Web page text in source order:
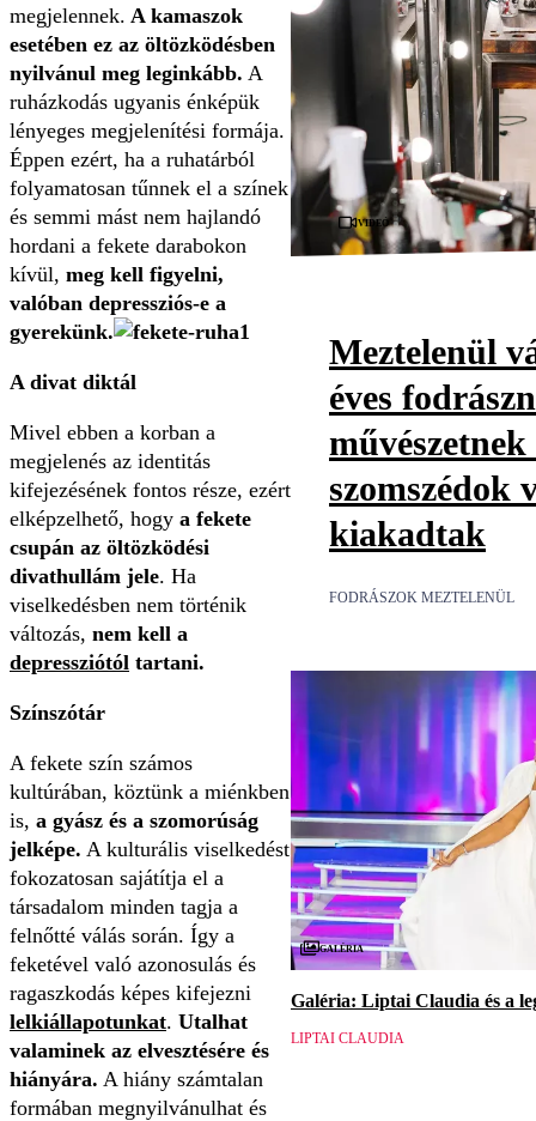
megjelennek. A kamaszok
esetében ez az öltözködésben
nyilvánul meg leginkább. A
ruházkodás ugyanis énképük
lényeges megjelenítési formája.
Éppen ezért, ha a ruhatárból
folyamatosan tűnnek el a színek
és semmi mást nem hajlandó
hordani a fekete darabokon
kívül, meg kell figyelni,
valóban depressziós-e a
gyerekünk.
A divat diktál
Mivel ebben a korban a
megjelenés az identitás
kifejezésének fontos része, ezért
elképzelhető, hogy a fekete
csupán az öltözködési
divathullám jele. Ha
viselkedésben nem történik
változás, nem kell a
depressziótól tartani.
Színszótár
A fekete szín számos
kultúrában, köztünk a miénkben
is, a gyász és a szomorúság
jelképe. A kulturális viselkedést
fokozatosan sajátítja el a
társadalom minden tagja a
felnőtté válás során. Így a
feketével való azonosulás és
ragaszkodás képes kifejezni
lelkiállapotunkat. Utalhat
valaminek az elvesztésére és
hiányára. A hiány számtalan
formában megnyilvánulhat és
Videó
Meztelenül
éves
szomszédok
kiakadtak
FODRÁSZOK MEZTELENÜL
Galéria
Galéria: Liptai Claudia és a
LIPTAI CLAUDIA